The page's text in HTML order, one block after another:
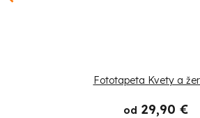
Fototapeta Kvety a
od 29,90 €